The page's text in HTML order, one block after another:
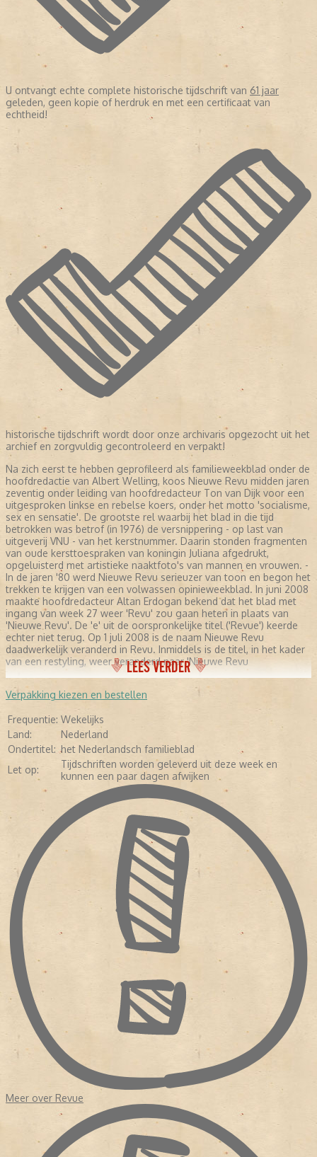
U ontvangt echte complete historische tijdschrift van 61 jaar
geleden, geen kopie of herdruk en met een certificaat van
echtheid!
historische tijdschrift wordt door onze archivaris opgezocht uit het
archief en zorgvuldig gecontroleerd en verpakt!
Na zich eerst te hebben geprofileerd als familieweekblad onder de
hoofdredactie van Albert Welling, koos Nieuwe Revu midden jaren
zeventig onder leiding van hoofdredacteur Ton van Dijk voor een
uitgesproken linkse en rebelse koers, onder het motto 'socialisme,
sex en sensatie'. De grootste rel waarbij het blad in die tijd
betrokken was betrof (in 1976) de versnippering - op last van
uitgeverij VNU - van het kerstnummer. Daarin stonden fragmenten
van oude kersttoespraken van koningin Juliana afgedrukt,
opgeluisterd met artistieke naaktfoto's van mannen en vrouwen. -
In de jaren '80 werd Nieuwe Revu serieuzer van toon en begon het
trekken te krijgen van een volwassen opinieweekblad. In juni 2008
maakte hoofdredacteur Altan Erdogan bekend dat het blad met
ingang van week 27 weer 'Revu' zou gaan heten in plaats van
'Nieuwe Revu'. De 'e' uit de oorspronkelijke titel ('Revue') keerde
echter niet terug. Op 1 juli 2008 is de naam Nieuwe Revu
daadwerkelijk veranderd in Revu. Inmiddels is de titel, in het kader
van een restyling, weer veranderd naar 'Nieuwe Revu
LEES VERDER
Verpakking kiezen en bestellen
Frequentie: Wekelijks
Land:
Nederland
Ondertitel: het Nederlandsch familieblad
Let op:
Tijdschriften worden geleverd uit deze week en
kunnen een paar dagen afwijken
Meer over Revue